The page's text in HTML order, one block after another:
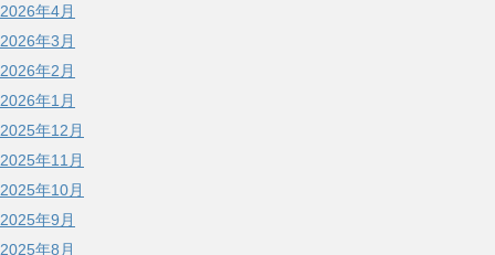
2026年4月
2026年3月
2026年2月
2026年1月
2025年12月
2025年11月
2025年10月
2025年9月
2025年8月